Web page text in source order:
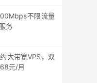
不限流量
服务
大带宽VPS，双
元/月